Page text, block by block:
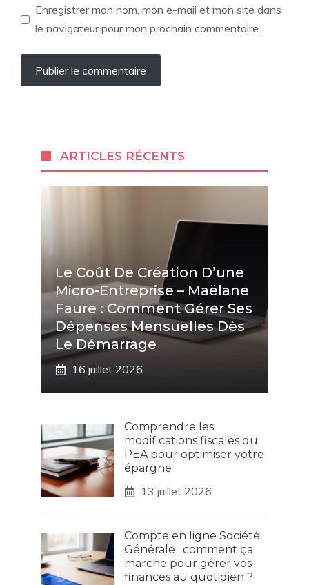
Enregistrer mon nom, mon e-mail et mon site dans
le navigateur pour mon prochain commentaire.
ARTICLES RÉCENTS
Le Coût De Création D’une
Micro-Entreprise – Maëlane
Faure : Comment Gérer Ses
Dépenses Mensuelles Dès
Le Démarrage
16 juillet 2026
Comprendre les
modifications fiscales du
PEA pour optimiser votre
épargne
13 juillet 2026
Compte en ligne Société
Générale : comment ça
marche pour gérer vos
finances au quotidien ?